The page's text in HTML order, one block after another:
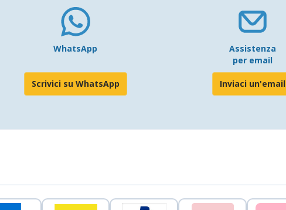
WhatsApp
Scrivici su WhatsApp
Assistenza
per email
Inviaci un'email